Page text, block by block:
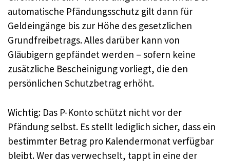
automatische Pfändungsschutz gilt dann für
Geldeingänge bis zur Höhe des gesetzlichen
Grundfreibetrags. Alles darüber kann von
Gläubigern gepfändet werden – sofern keine
zusätzliche Bescheinigung vorliegt, die den
persönlichen Schutzbetrag erhöht.
Wichtig: Das P-Konto schützt nicht vor der
Pfändung selbst. Es stellt lediglich sicher, dass ein
bestimmter Betrag pro Kalendermonat verfügbar
bleibt. Wer das verwechselt, tappt in eine der